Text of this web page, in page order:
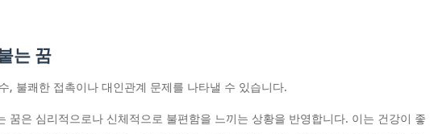
는 꿈
, 불쾌한 접촉이나 대인관계 문제를 나타낼 수 있습니다.
꿈은 심리적으로나 신체적으로 불편함을 느끼는 상황을 반영합니다. 이는 건강이 좋